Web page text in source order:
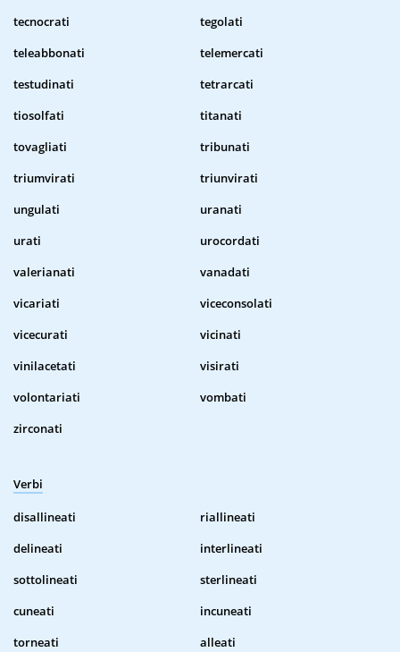
tecnocrati
tegolati
teleabbonati
telemercati
testudinati
tetrarcati
tiosolfati
titanati
tovagliati
tribunati
triumvirati
triunvirati
ungulati
uranati
urati
urocordati
valerianati
vanadati
vicariati
viceconsolati
vicecurati
vicinati
vinilacetati
visirati
volontariati
vombati
zirconati
Verbi
disallineati
riallineati
delineati
interlineati
sottolineati
sterlineati
cuneati
incuneati
torneati
alleati